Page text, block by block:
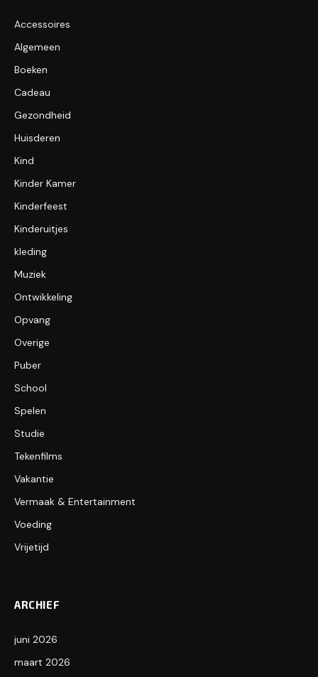
Accessoires
Algemeen
Boeken
Cadeau
Gezondheid
Huisderen
Kind
Kinder Kamer
Kinderfeest
Kinderuitjes
kleding
Muziek
Ontwikkeling
Opvang
Overige
Puber
School
Spelen
Studie
Tekenfilms
Vakantie
Vermaak & Entertainment
Voeding
Vrijetijd
ARCHIEF
juni 2026
maart 2026